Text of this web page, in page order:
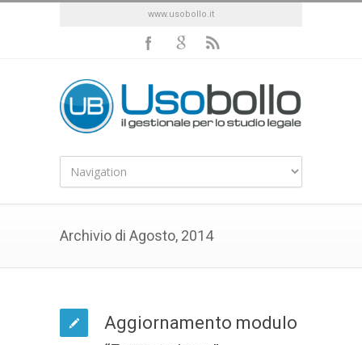
www.usobollo.it
Archivio di Agosto, 2014
Aggiornamento modulo